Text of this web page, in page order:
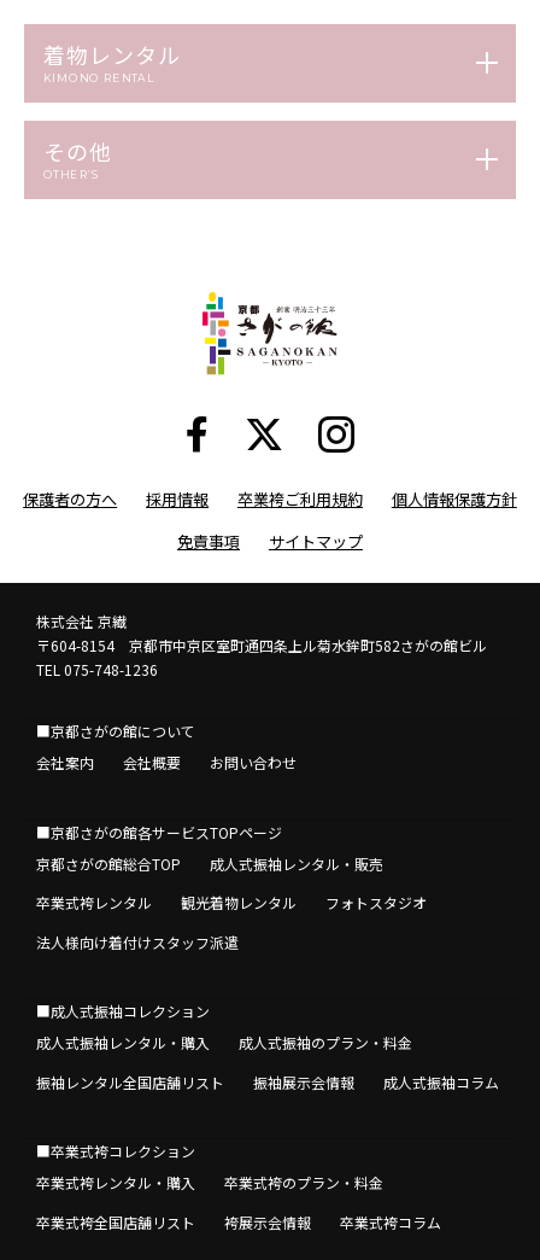
着物レンタル
KIMONO RENTAL
その他
OTHER’S
保護者の方へ 採用情報 卒業袴ご利用規約
個人情報保護方針
免責事項
サイトマップ
株式会社 京繊
〒604-8154 京都市中京区室町通四条上ル菊水鉾町582さがの館ビル
TEL 075-748-1236
■京都さがの館について
会社案内
会社概要 お問い合わせ
■京都さがの館各サービスTOPページ
京都さがの館総合TOP
成人式振袖レンタル・販売
卒業式袴レンタル
観光着物レンタル
フォトスタジオ
法人様向け着付けスタッフ派遣
■成人式振袖コレクション
成人式振袖レンタル・購入
成人式振袖のプラン・料金
振袖レンタル全国店舗リスト
振袖展示会情報 成人式振袖コラム
■卒業式袴コレクション
卒業式袴レンタル・購入
卒業式袴のプラン・料金
卒業式袴全国店舗リスト
袴展示会情報 卒業式袴コラム